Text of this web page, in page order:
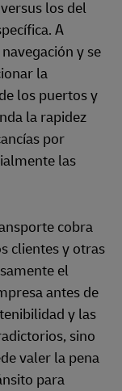
los del
A
y se
la
los puertos y
la rapidez
por
las
cobra
clientes y otras
el
antes de
y las
sino
valer la pena
para